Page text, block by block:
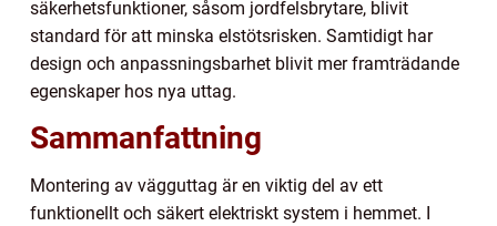
säkerhetsfunktioner, såsom jordfelsbrytare, blivit
standard för att minska elstötsrisken. Samtidigt har
design och anpassningsbarhet blivit mer framträdande
egenskaper hos nya uttag.
Sammanfattning
Montering av vägguttag är en viktig del av ett
funktionellt och säkert elektriskt system i hemmet. I